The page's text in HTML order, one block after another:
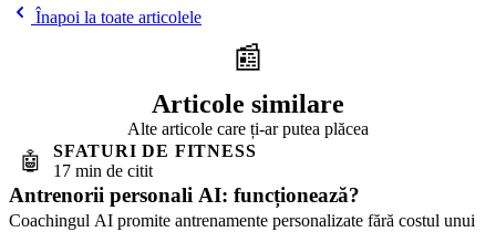
Înapoi la toate articolele
📰
Articole similare
Alte articole care ți-ar putea plăcea
🤖
SFATURI DE FITNESS
17 min de citit
Antrenorii personali AI: funcționează?
Coachingul AI promite antrenamente personalizate fără costul unui